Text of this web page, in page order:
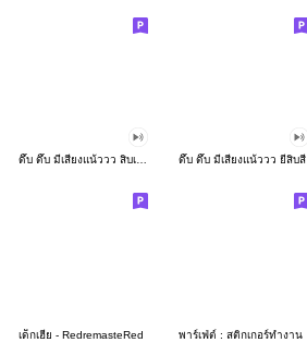
ดึ๊บ ดึ๊บ มีเสียงแน้ววว ยี่สิบสี่
เด็กเฮีย - RedremasteRed พาร์เฟ่ต์ : สติกเกอร์ทำงาน